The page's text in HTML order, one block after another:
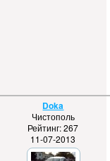
Doka
Чистополь
Рейтинг: 267
11-07-2013